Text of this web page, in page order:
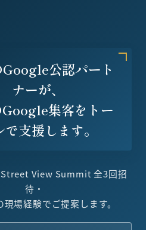
公認パート
ナーが、
集客をトー
で支援します。
View Summit 全3回招
待・
場経験でご提案します。